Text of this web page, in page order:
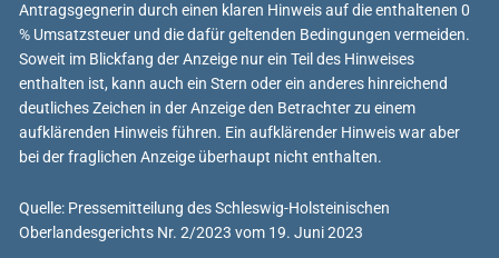
Antragsgegnerin durch einen klaren Hinweis auf die enthaltenen 0
% Umsatzsteuer und die dafür geltenden Bedingungen vermeiden.
Soweit im Blickfang der Anzeige nur ein Teil des Hinweises
enthalten ist, kann auch ein Stern oder ein anderes hinreichend
deutliches Zeichen in der Anzeige den Betrachter zu einem
aufklärenden Hinweis führen. Ein aufklärender Hinweis war aber
bei der fraglichen Anzeige überhaupt nicht enthalten.
Quelle: Pressemitteilung des Schleswig-Holsteinischen
Oberlandesgerichts Nr. 2/2023 vom 19. Juni 2023